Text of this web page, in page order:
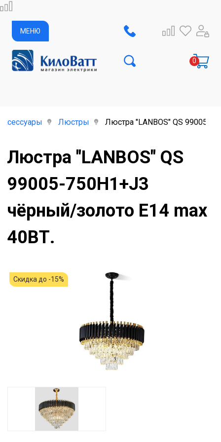
МЕНЮ
Люстры Люстра "LANBOS" QS 99005-
Люстра "LANBOS" QS
99005-750H1+J3
чёрный/золото Е14 max
40ВТ.
Скидка до -15%